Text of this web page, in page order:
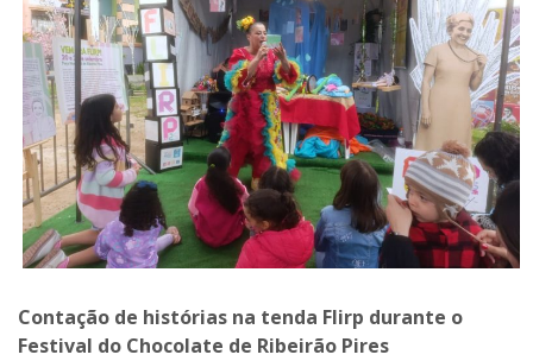
Contação de histórias na tenda Flirp durante o
Festival do Chocolate de Ribeirão Pires